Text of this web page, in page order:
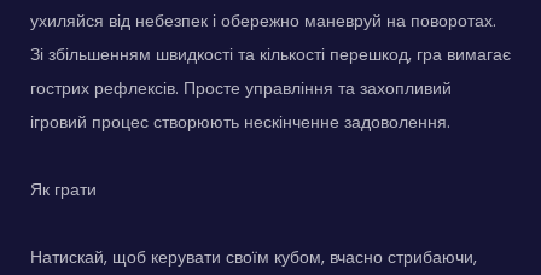
ухиляйся від небезпек і обережно маневруй на поворотах.
Зі збільшенням швидкості та кількості перешкод, гра вимагає
гострих рефлексів. Просте управління та захопливий
ігровий процес створюють нескінченне задоволення.
Як грати
Натискай, щоб керувати своїм кубом, вчасно стрибаючи,